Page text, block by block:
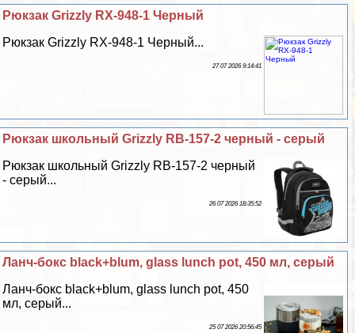
Рюкзак Grizzly RX-948-1 Черный
Рюкзак Grizzly RX-948-1 Черный...
27 07 2026 9:14:41
Рюкзак школьный Grizzly RB-157-2 черный - серый
Рюкзак школьный Grizzly RB-157-2 черный
- серый...
26 07 2026 18:35:52
Ланч-бокс black+blum, glass lunch pot, 450 мл, серый
Ланч-бокс black+blum, glass lunch pot, 450
мл, серый...
25 07 2026 20:56:45